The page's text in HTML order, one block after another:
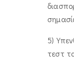
5)
τεστ